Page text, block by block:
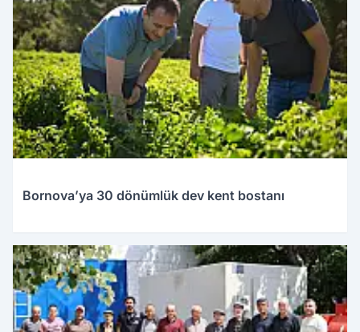
Bornova’ya 30 dönümlük dev kent bostanı